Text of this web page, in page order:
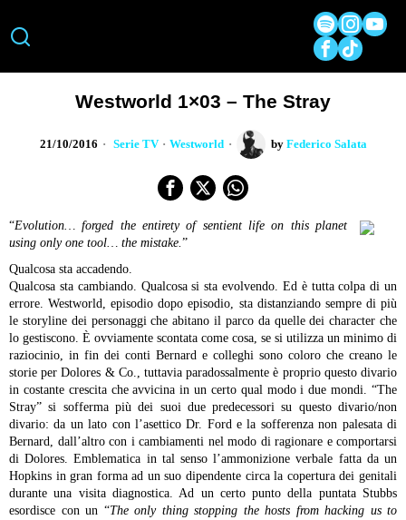
Westworld 1×03 – The Stray
21/10/2016 Serie TV · Westworld by Federico Salata
“Evolution… forged the entirety of sentient life on this planet
using only one tool… the mistake.”
Qualcosa sta accadendo.
Qualcosa sta cambiando. Qualcosa si sta evolvendo. Ed è tutta colpa di un
errore. Westworld, episodio dopo episodio, sta distanziando sempre di più
le storyline dei personaggi che abitano il parco da quelle dei character che
lo gestiscono. È ovviamente scontata come cosa, se si utilizza un minimo di
raziocinio, in fin dei conti Bernard e colleghi sono coloro che creano le
storie per Dolores & Co., tuttavia paradossalmente è proprio questo divario
in costante crescita che avvicina in un certo qual modo i due mondi. “The
Stray” si sofferma più dei suoi due predecessori su questo divario/non
divario: da un lato con l’asettico Dr. Ford e la sofferenza non palesata di
Bernard, dall’altro con i cambiamenti nel modo di ragionare e comportarsi
di Dolores. Emblematica in tal senso l’ammonizione verbale fatta da un
Hopkins in gran forma ad un suo dipendente circa la copertura dei genitali
durante una visita diagnostica. Ad un certo punto della puntata Stubbs
esordisce con un “The only thing stopping the hosts from hacking us to